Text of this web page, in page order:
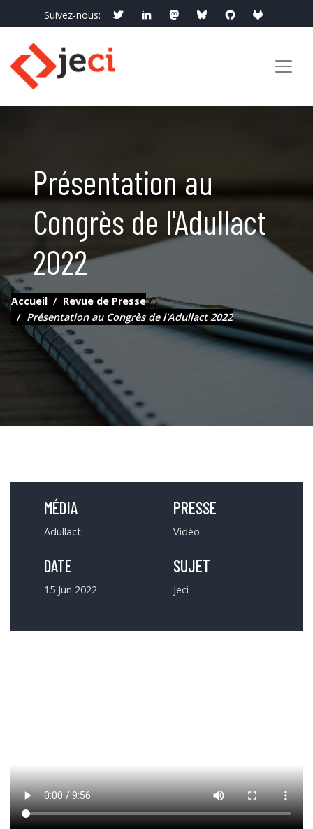
Suivez-nous:
Présentation au
Congrès de l'Adullact
2022
Accueil
Revue de Presse
Présentation au Congrès de l'Adullact 2022
MÉDIA
Adullact
PRESSE
Vidéo
DATE
15 Jun 2022
SUJET
Jeci